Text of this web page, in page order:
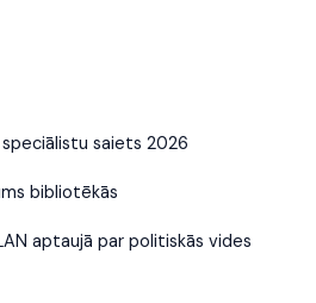
saiets 2026
bibliotēkās
aptaujā par politiskās vides